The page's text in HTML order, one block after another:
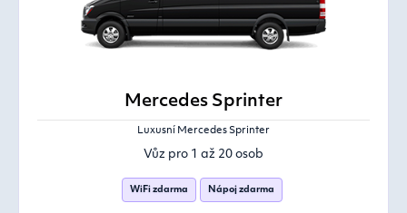
Mercedes Sprinter
Luxusní Mercedes Sprinter
Vůz pro 1 až 20 osob
WiFi zdarma Nápoj zdarma